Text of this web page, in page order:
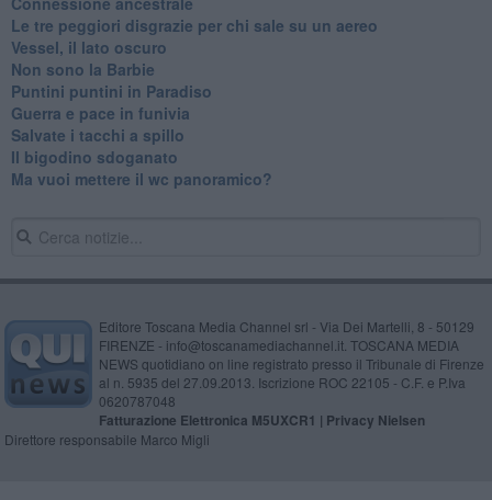
Le tre peggiori disgrazie per chi sale su un aereo
Vessel, il lato oscuro
Non sono la Barbie
Puntini puntini in Paradiso
Guerra e pace in funivia
Salvate i tacchi a spillo
Il bigodino sdoganato
Ma vuoi mettere il wc panoramico?
Editore Toscana Media Channel srl - Via Dei Martelli, 8 - 50129
FIRENZE - info@toscanamediachannel.it. TOSCANA MEDIA
NEWS quotidiano on line registrato presso il Tribunale di Firenze
al n. 5935 del 27.09.2013. Iscrizione ROC 22105 - C.F. e P.Iva
0620787048
Fatturazione Elettronica M5UXCR1 | Privacy Nielsen
Direttore responsabile Marco Migli